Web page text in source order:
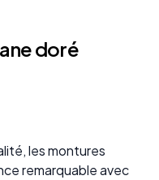
doré
les montures
remarquable avec